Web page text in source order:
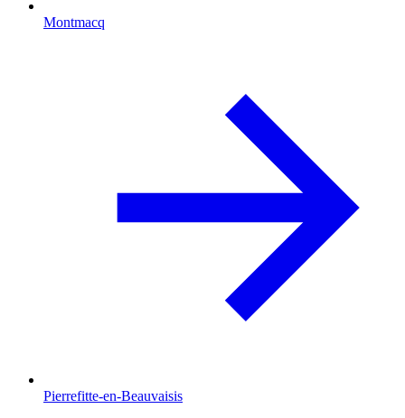
Montmacq
Pierrefitte-en-Beauvaisis